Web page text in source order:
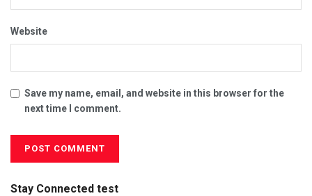
Website
Save my name, email, and website in this browser for the
next time I comment.
Stay Connected test